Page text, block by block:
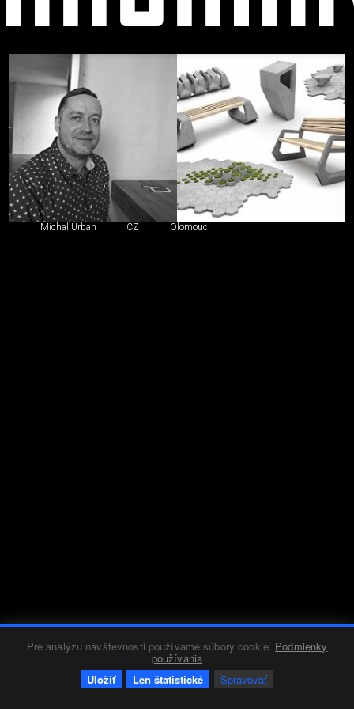
Pre analýzu návštevnosti používame súbory cookie. Podmienky
používania
Uložiť
Len štatistické Spravovať
Dodávateľ
produktov,
riešení,
služieb
Michal Urban CZ Olomouc